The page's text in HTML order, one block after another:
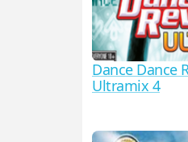
Dance Dance
Ultramix 4